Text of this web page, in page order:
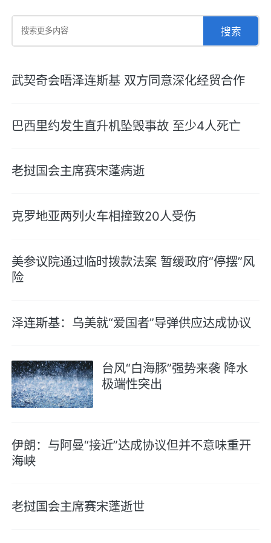
搜索
武契奇会晤泽连斯基 双方同意深化经贸合作
巴西里约发生直升机坠毁事故 至少4人死亡
老挝国会主席赛宋蓬病逝
克罗地亚两列火车相撞致20人受伤
美参议院通过临时拨款法案 暂缓政府“停摆”风
险
泽连斯基：乌美就“爱国者”导弹供应达成协议
台风“白海豚”强势来袭 降水
极端性突出
伊朗：与阿曼“接近”达成协议但并不意味重开
海峡
老挝国会主席赛宋蓬逝世